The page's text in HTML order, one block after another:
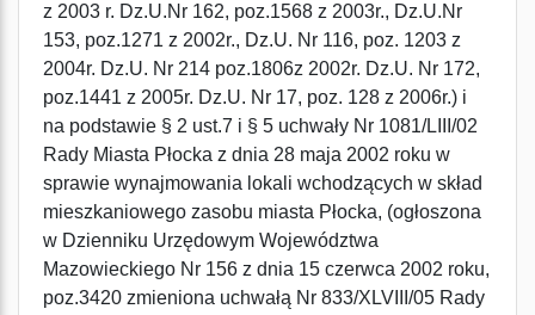
z 2003 r. Dz.U.Nr 162, poz.1568 z 2003r., Dz.U.Nr
153, poz.1271 z 2002r., Dz.U. Nr 116, poz. 1203 z
2004r. Dz.U. Nr 214 poz.1806z 2002r. Dz.U. Nr 172,
poz.1441 z 2005r. Dz.U. Nr 17, poz. 128 z 2006r.) i
na podstawie § 2 ust.7 i § 5 uchwały Nr 1081/LIII/02
Rady Miasta Płocka z dnia 28 maja 2002 roku w
sprawie wynajmowania lokali wchodzących w skład
mieszkaniowego zasobu miasta Płocka, (ogłoszona
w Dzienniku Urzędowym Województwa
Mazowieckiego Nr 156 z dnia 15 czerwca 2002 roku,
poz.3420 zmieniona uchwałą Nr 833/XLVIII/05 Rady